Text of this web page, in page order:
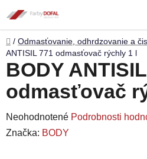
na
obsah
Domov
/ Odmasťovanie, odhrdzovanie a
ANTISIL 771 odmasťovač rýchly 1 l
BODY
odmasťovač
Priemerné
hodnotenie
Neohodnotené Podrobnosti
Značka: BODY